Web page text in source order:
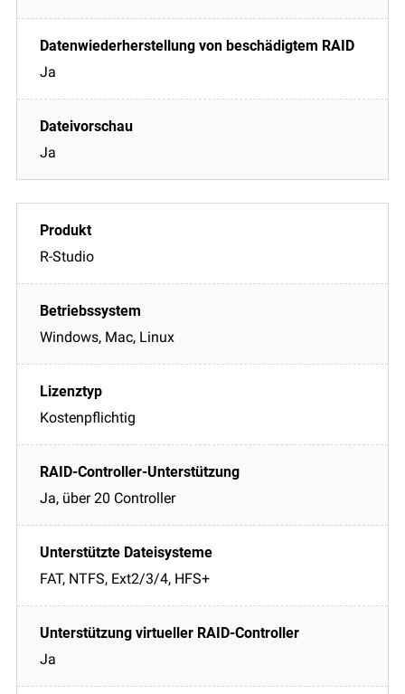
Ja
Ja
R-Studio
Windows, Mac, Linux
Kostenpflichtig
Ja, über 20 Controller
FAT, NTFS, Ext2/3/4, HFS+
Ja